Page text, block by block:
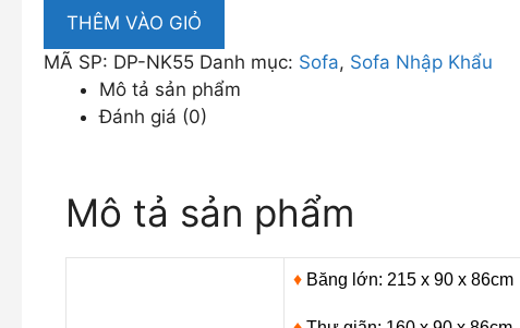
Nhập
Kết
Sofa
Tiện
DP-
THÊM VÀO GIỎ
MÃ SP: DP-NK55 Danh mục: Sofa, Sofa Nhập Khẩu
Mô tả sản phẩm
Đánh giá (0)
Mô tả sản phẩm
♦ Băng lớn: 215 x 90 x 86cm